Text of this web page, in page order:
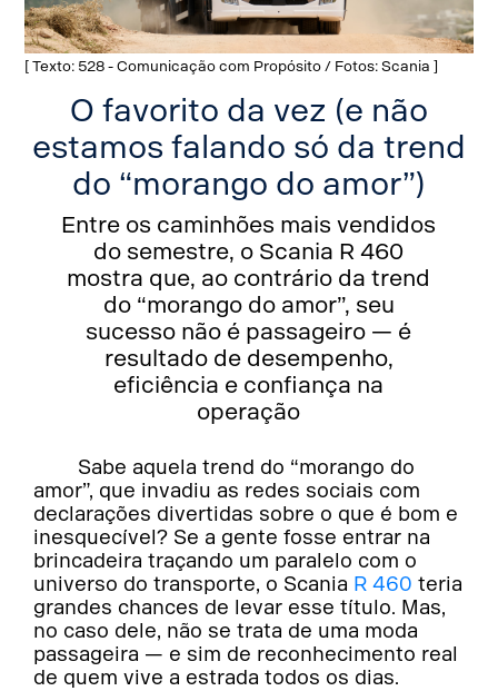
[ Texto: 528 - Comunicação com Propósito / Fotos: Scania ]
O favorito da vez (e não
estamos falando só da trend
do “morango do amor”)
Entre os caminhões mais vendidos
do semestre, o Scania R 460
mostra que, ao contrário da trend
do “morango do amor”, seu
sucesso não é passageiro — é
resultado de desempenho,
eficiência e confiança na
operação
Sabe aquela trend do “morango do
amor”, que invadiu as redes sociais com
declarações divertidas sobre o que é bom e
inesquecível? Se a gente fosse entrar na
brincadeira traçando um paralelo com o
universo do transporte, o Scania R 460 teria
grandes chances de levar esse título. Mas,
no caso dele, não se trata de uma moda
passageira — e sim de reconhecimento real
de quem vive a estrada todos os dias.